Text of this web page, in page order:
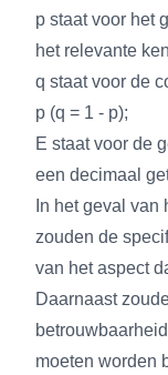
p staat voor het
het relevante
q staat voor de
p (q = 1 - p);
E staat voor de
een decimaal
In het geval
zouden de
van het aspect
Daarnaast
moeten worden